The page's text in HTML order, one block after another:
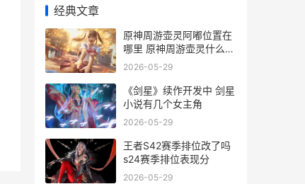
经典文章
原神周游壶灵阿嘟位置在
哪里 原神周游壶灵什么时
候刷新
2026-05-29
《剑星》续作开发中 剑星
小说有几个女主角
2026-05-29
王者S42赛季排位改了吗
s24赛季排位表现分
2026-05-29